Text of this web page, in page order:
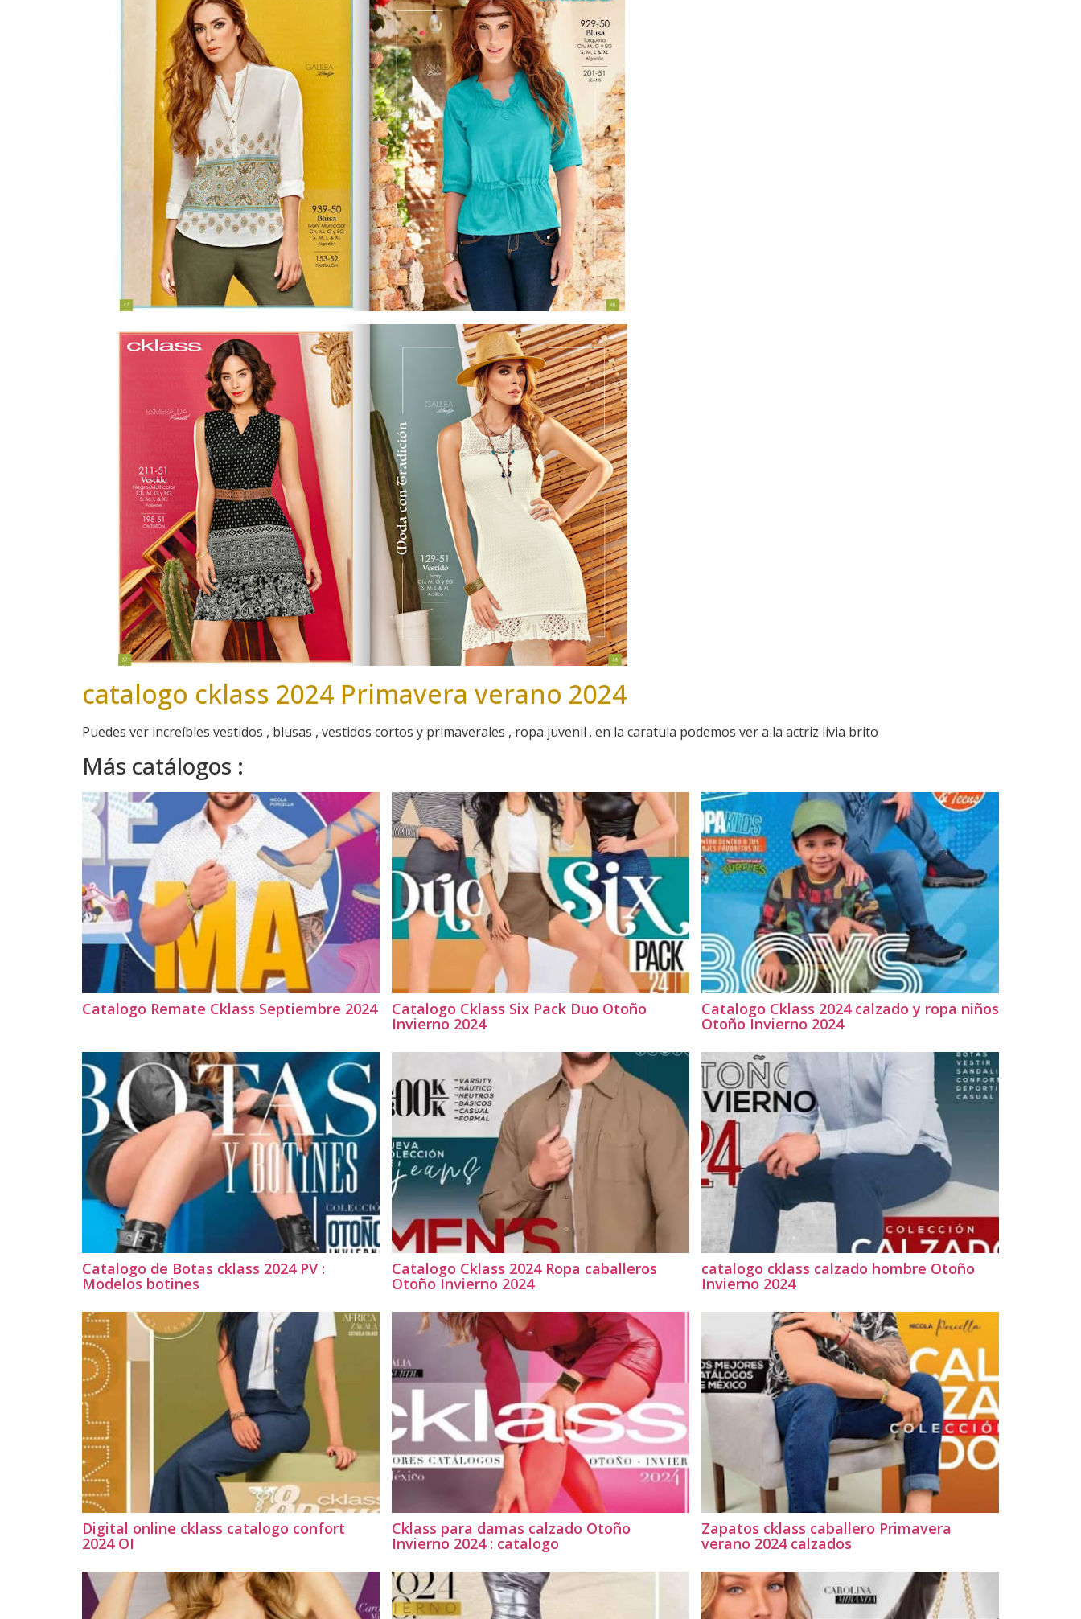
catalogo cklass 2024 Primavera verano 2024
Puedes ver increíbles vestidos , blusas , vestidos cortos y primaverales , ropa juvenil . en la caratula podemos ver a la actriz livia brito
Más catálogos :
Catalogo Remate Cklass Septiembre 2024 Catalogo Cklass Six Pack Duo Otoño
Invierno 2024
Catalogo Cklass 2024 calzado y ropa niños
Otoño Invierno 2024
Catalogo de Botas cklass 2024 PV :
Modelos botines
Catalogo Cklass 2024 Ropa caballeros
Otoño Invierno 2024
catalogo cklass calzado hombre Otoño
Invierno 2024
Digital online cklass catalogo confort
2024 OI
Cklass para damas calzado Otoño
Invierno 2024 : catalogo
Zapatos cklass caballero Primavera
verano 2024 calzados